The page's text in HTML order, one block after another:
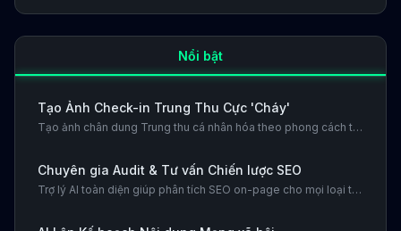
Nổi bật
Tạo Ảnh Check-in Trung Thu Cực 'Cháy'
Tạo ảnh chân dung Trung thu cá nhân hóa theo phong cách thời trang và hiện đại. Biến ảnh của bạn thành một tác phẩm nghệ thuật đường phố hoặc một bìa tạp chí.
Chuyên gia Audit & Tư vấn Chiến lược SEO
Trợ lý AI toàn diện giúp phân tích SEO on-page cho mọi loại trang và tư vấn chiến lược từ khóa. Dán mã HTML, cung cấp từ khóa chính, và nhận một báo cáo audit chi tiết cùng các đề xuất từ khóa trending và phù hợp nhất.